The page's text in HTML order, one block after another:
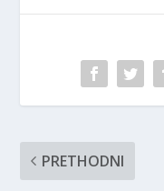
PRETHODNI